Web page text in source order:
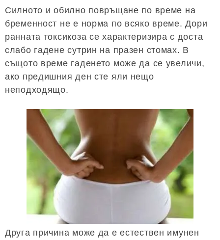
Силното и обилно повръщане по време на
бременност не е норма по всяко време. Дори
ранната токсикоза се характеризира с доста
слабо гадене сутрин на празен стомах. В
същото време гаденето може да се увеличи,
ако предишния ден сте яли нещо
неподходящо.
Друга причина може да е естествен имунен